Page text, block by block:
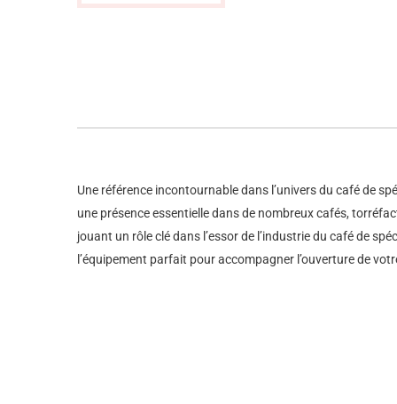
Une référence incontournable dans l’univers du café de
une présence essentielle dans de nombreux cafés,
jouant un rôle clé dans l’essor de l’industrie du café de
l’équipement parfait pour accompagner l’ouverture de